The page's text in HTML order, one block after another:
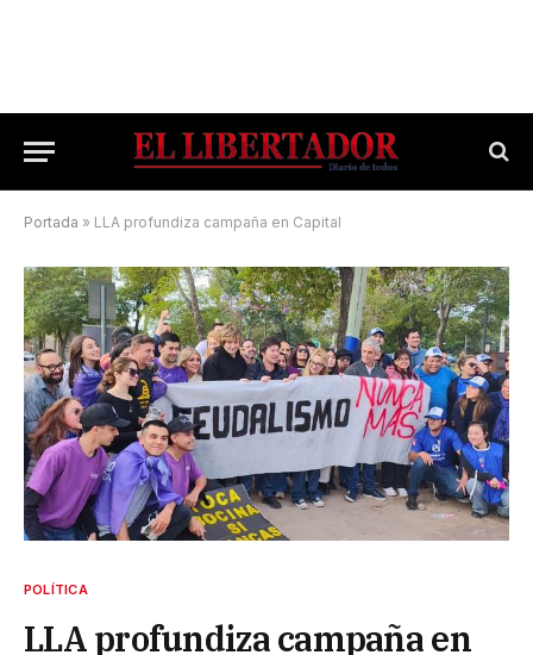
Portada » LLA profundiza campaña en Capital
POLÍTICA
LLA profundiza campaña en